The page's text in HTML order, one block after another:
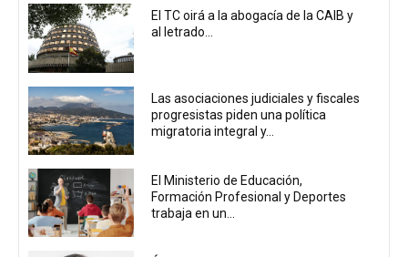
El TC oirá a la abogacía de la CAIB y
al letrado...
Las asociaciones judiciales y fiscales
progresistas piden una política
migratoria integral y...
El Ministerio de Educación,
Formación Profesional y Deportes
trabaja en un...